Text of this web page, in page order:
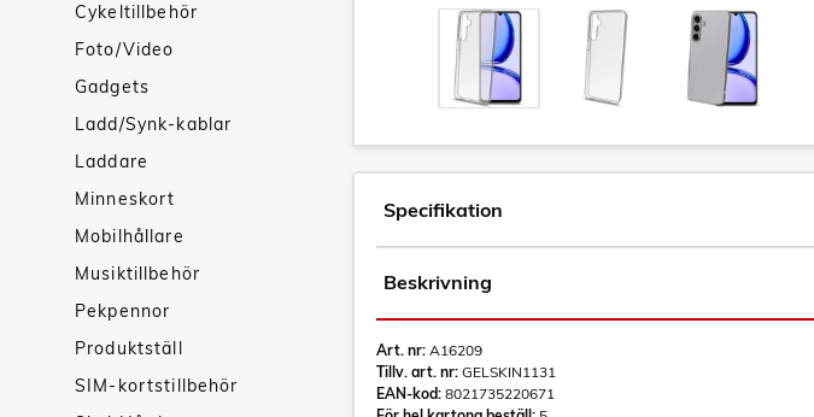
Cykeltillbehör
Foto/Video
Gadgets
Ladd/Synk-kablar
Laddare
Minneskort
Mobilhållare
Musiktillbehör
Pekpennor
Produktställ
SIM-kortstillbehör
Specifikation
Beskrivning
Art. nr: A16209
Tillv. art. nr: GELSKIN1131
EAN-kod: 8021735220671